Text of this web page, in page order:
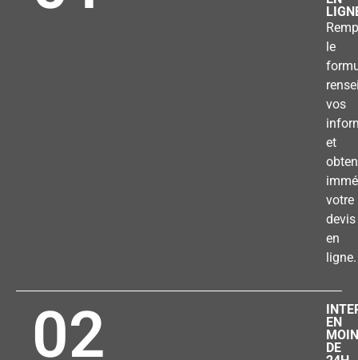
le
vos
et
votre
devis
en
ligne.
02
EN
DE